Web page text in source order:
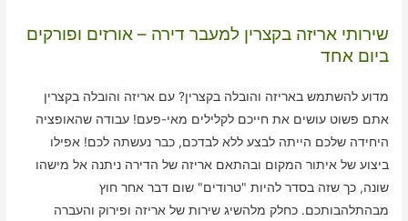
שירותי אריזה בקצרין למעבר דירה – אורזים ופורקים
ביום אחד
מדוע להשתמש באריזה והובלה בקצרין? עם אריזה והובלה בקצרין
אתם פשוט עושים את חייכם לקלילים מאי-פעם! עבודה שהאופציה
היחידה שלכם הייתה לבצע ללא לבדכם, כבר נעשתה לכם! אפילו
ביצוע של איתור המקום ובהתאם אריזה של הדירה ניתנה אל מישהו
שונה, כך שזה בסדר להיות "טרודים" שום דבר אחר חוץ
מבהתלהבותכם. כחלק מלהשיג שירות של אריזה ופירוק והעברה